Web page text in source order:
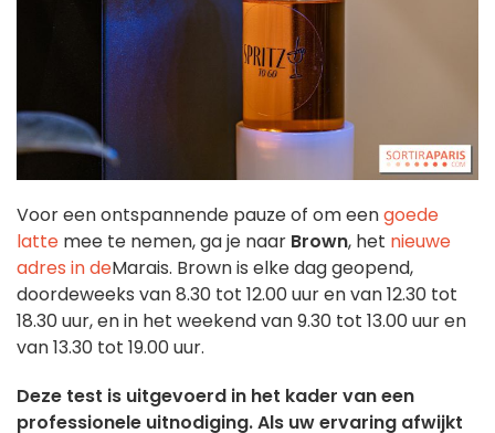
Voor een ontspannende pauze of om eengoede
latte mee te nemen, ga je naar Brown, het nieuwe
adres in deMarais. Brown is elke dag geopend,
doordeweeks van 8.30 tot 12.00 uur en van 12.30 tot
18.30 uur, en in het weekend van 9.30 tot 13.00 uur en
van 13.30 tot 19.00 uur.
Deze test is uitgevoerd in het kader van een
professionele uitnodiging. Als uw ervaring afwijkt